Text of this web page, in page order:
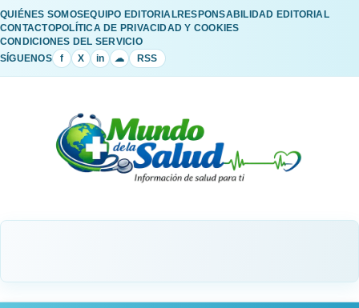
QUIÉNES SOMOSEQUIPO EDITORIALRESPONSABILIDAD EDITORIAL
CONTACTOPOLÍTICA DE PRIVACIDAD Y COOKIES
CONDICIONES DEL SERVICIO
SÍGUENOS
f X in ☁ RSS